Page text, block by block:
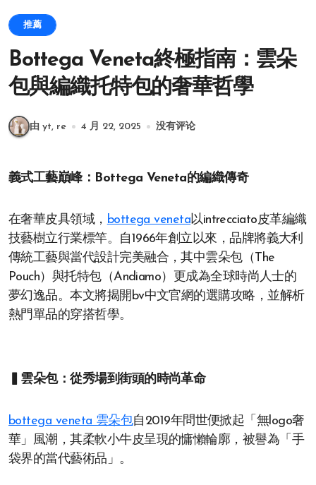
推薦
Bottega Veneta終極指南：雲朵
包與編織托特包的奢華哲學
由 yt, re 4 月 22, 2025 没有评论
義式工藝巔峰：Bottega Veneta的編織傳奇
在奢華皮具領域， bottega veneta以intrecciato皮革編織
技藝樹立行業標竿。自1966年創立以來，品牌將義大利
傳統工藝與當代設計完美融合，其中雲朵包（The
Pouch）與托特包（Andiamo）更成為全球時尚人士的
夢幻逸品。本文將揭開bv中文官網的選購攻略，並解析
熱門單品的穿搭哲學。
▍雲朵包：從秀場到街頭的時尚革命
bottega veneta 雲朵包自2019年問世便掀起「無logo奢
華」風潮，其柔軟小牛皮呈現的慵懶輪廓，被譽為「手
袋界的當代藝術品」。